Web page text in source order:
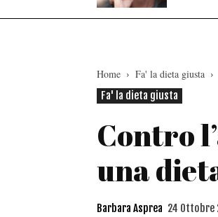
Home Fa' la dieta giusta
Fa' la dieta giusta
Contro
una
Barbara Asprea 24 Ottobre